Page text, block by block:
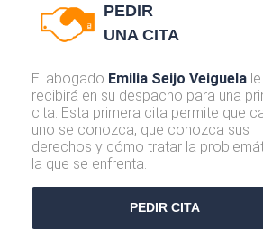
PEDIR
UNA CITA
El abogado Emilia Seijo Veiguela le
recibirá en su despacho para una
cita. Esta primera cita permite que
uno se conozca, que conozca sus
derechos y cómo tratar la
la que se enfrenta.
PEDIR CITA